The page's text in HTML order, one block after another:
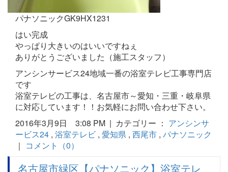
パナソニックGK9HX1231
はい完成
やっぱり大きいのはいいですねぇ
ありがとうございました（施工スタッフ）
アンシンサービス24地域一番の浴室テレビ工事専門店
です
浴室テレビの工事は、名古屋市～愛知・三重・岐阜県
に対応しています！！お気軽にお問い合わせ下さい。
2016年3月9日 3:08 PM | カテゴリー ： アンシンサ
ービス24 , 浴室テレビ , 愛知県 , 西尾市 , パナソニック
｜ コメント（0）
名古屋市緑区【パナソニック】浴室テレ